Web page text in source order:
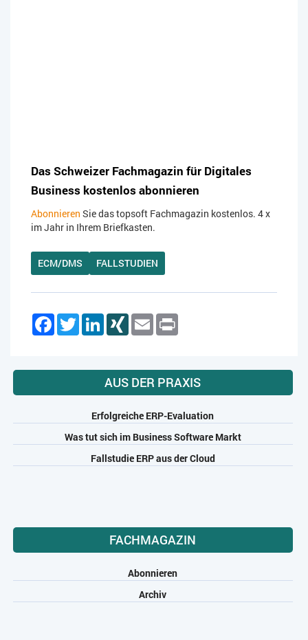
Das Schweizer Fachmagazin für Digitales
Business kostenlos abonnieren
Abonnieren Sie das topsoft Fachmagazin kostenlos. 4 x
im Jahr in Ihrem Briefkasten.
ECM/DMS FALLSTUDIEN
FacebookTwitterLinkedInXING Email
AUS DER PRAXIS
Erfolgreiche ERP-Evaluation
Was tut sich im Business Software Markt
Fallstudie ERP aus der Cloud
FACHMAGAZIN
Abonnieren
Archiv